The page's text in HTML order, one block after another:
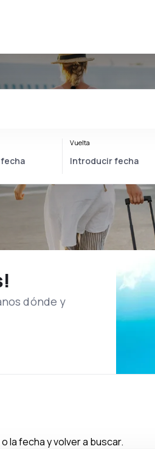
Vuelta
dónde y
la fecha y volver a buscar.